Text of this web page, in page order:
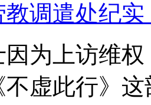
调遣处纪实
为上访维
不虚此行》